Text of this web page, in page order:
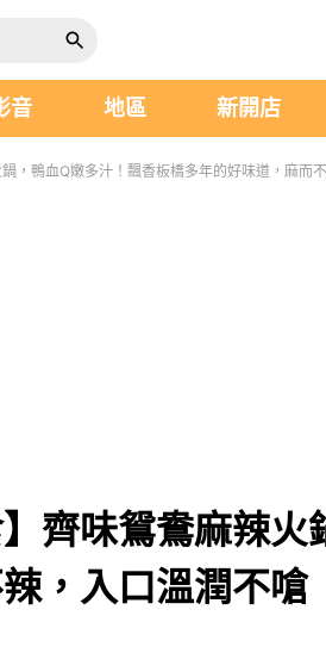
音 地區 新開店
，鴨血Q嫩多汁！飄香板橋多年的好味道，麻而
齊味鴛鴦麻辣
，入口溫潤不嗆